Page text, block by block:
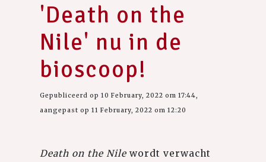
'Death on the
Nile' nu in de
bioscoop!
Gepubliceerd op 10 February, 2022 om 17:44,
aangepast op 11 February, 2022 om 12:20
Death on the Nile wordt verwacht